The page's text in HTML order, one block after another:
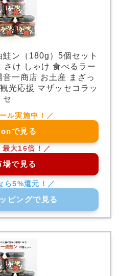
ン（180g）5個セット
さけ しゃけ 食べるラー
一商店 お土産 まざっ
光応援 マザッセコラッ
セ
で見る
場で見る
ピングで見る